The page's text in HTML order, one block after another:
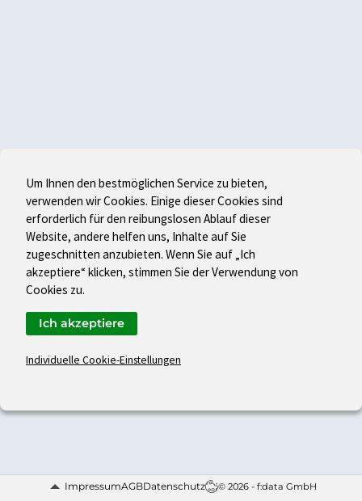
ImpressumAGBDatenschutz © 2026 - f:data GmbH
Um Ihnen den bestmöglichen Service zu bieten,
verwenden wir Cookies. Einige dieser Cookies sind
erforderlich für den reibungslosen Ablauf dieser
Website, andere helfen uns, Inhalte auf Sie
zugeschnitten anzubieten. Wenn Sie auf „Ich
akzeptiere“ klicken, stimmen Sie der Verwendung von
Cookies zu.
Individuelle Cookie-Einstellungen
Ich akzeptiere